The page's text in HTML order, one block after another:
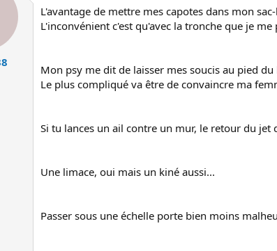
L'avantage de mettre mes capotes dans mon
L'inconvénient c'est qu'avec la tronche que je
Mon psy me dit de laisser mes soucis au pied
Le plus compliqué va être de convaincre ma
Si tu lances un ail contre un mur, le retour du jet
Une limace, oui mais un kiné aussi...
Passer sous une échelle porte bien moins